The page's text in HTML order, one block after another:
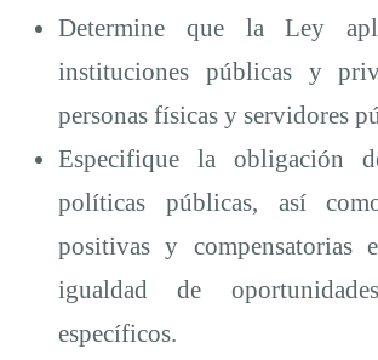
Determine que la Ley
instituciones públicas y
personas físicas y servidores
Especifique la obligación
políticas públicas, así
positivas y compensatorias
igualdad de
específicos.